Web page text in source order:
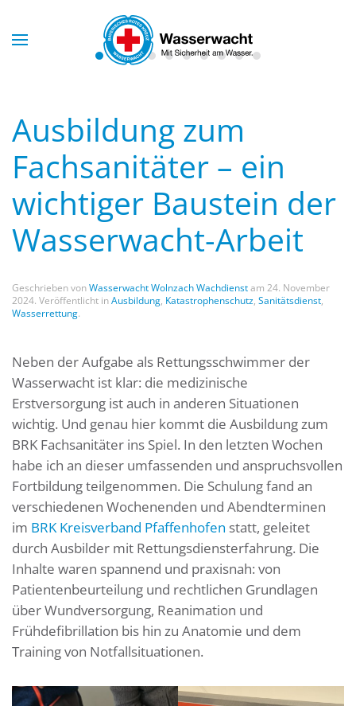
Skip to main content
Ausbildung zum
Fachsanitäter – ein
wichtiger Baustein der
Wasserwacht-Arbeit
Geschrieben vonWasserwacht Wolnzach Wachdienstam 24. November
2024. Veröffentlicht inAusbildung, Katastrophenschutz, Sanitätsdienst,
Wasserrettung.
Neben der Aufgabe als Rettungsschwimmer der
Wasserwacht ist klar: die medizinische
Erstversorgung ist auch in anderen Situationen
wichtig. Und genau hier kommt die Ausbildung zum
BRK Fachsanitäter ins Spiel. In den letzten Wochen
habe ich an dieser umfassenden und anspruchsvollen
Fortbildung teilgenommen. Die Schulung fand an
verschiedenen Wochenenden und Abendterminen
im BRK Kreisverband Pfaffenhofen statt, geleitet
durch Ausbilder mit Rettungsdiensterfahrung. Die
Inhalte waren spannend und praxisnah: von
Patientenbeurteilung und rechtlichen Grundlagen
über Wundversorgung, Reanimation und
Frühdefibrillation bis hin zu Anatomie und dem
Training von Notfallsituationen.